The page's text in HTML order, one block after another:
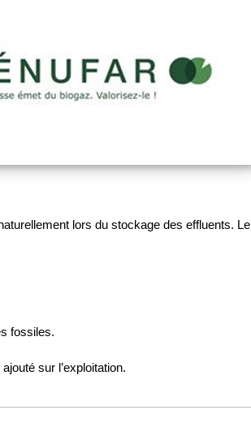
lors du stockage des effluents. Le
fossiles.
sur l’exploitation.